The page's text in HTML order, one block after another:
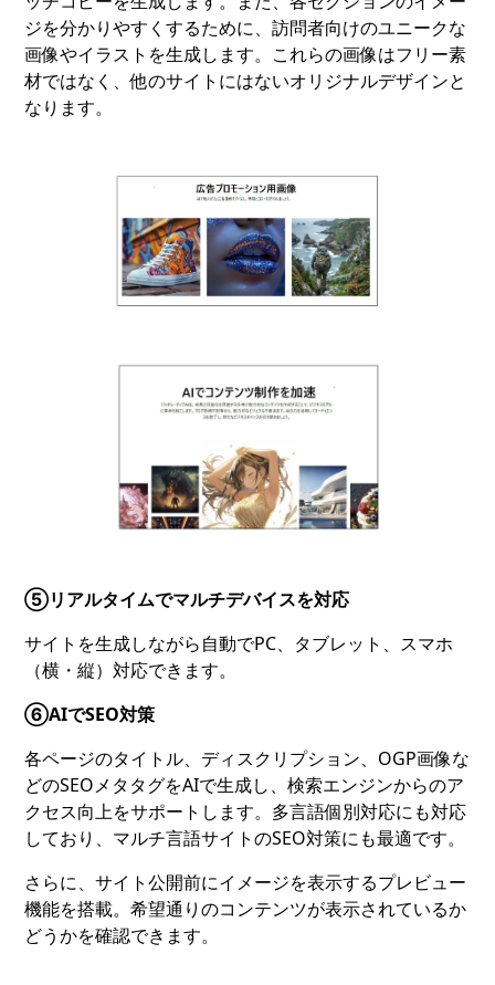
ジを分かりやすくするために、訪問者向けのユニークな
画像やイラストを生成します。これらの画像はフリー素
材ではなく、他のサイトにはないオリジナルデザインと
なります。
⑤リアルタイムでマルチデバイスを対応
サイトを生成しながら自動でPC、タブレット、スマホ
（横・縦）対応できます。
⑥AIでSEO対策
各ページのタイトル、ディスクリプション、OGP画像な
どのSEOメタタグをAIで生成し、検索エンジンからのア
クセス向上をサポートします。多言語個別対応にも対応
しており、マルチ言語サイトのSEO対策にも最適です。
さらに、サイト公開前にイメージを表示するプレビュー
機能を搭載。希望通りのコンテンツが表示されているか
どうかを確認できます。